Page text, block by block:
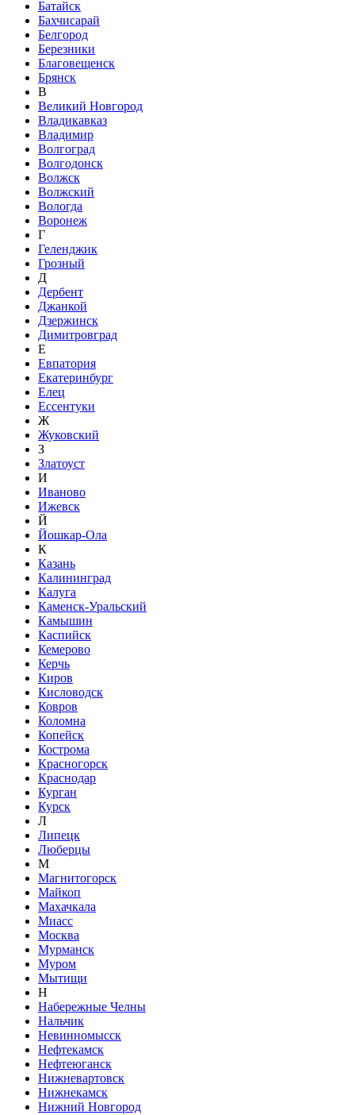
Батайск
Бахчисарай
Белгород
Березники
Благовещенск
Брянск
В
Великий Новгород
Владикавказ
Владимир
Волгоград
Волгодонск
Волжск
Волжский
Вологда
Воронеж
Г
Геленджик
Грозный
Д
Дербент
Джанкой
Дзержинск
Димитровград
Е
Евпатория
Екатеринбург
Елец
Ессентуки
Ж
Жуковский
З
Златоуст
И
Иваново
Ижевск
Й
Йошкар-Ола
К
Казань
Калининград
Калуга
Каменск-Уральский
Камышин
Каспийск
Кемерово
Керчь
Киров
Кисловодск
Ковров
Коломна
Копейск
Кострома
Красногорск
Краснодар
Курган
Курск
Л
Липецк
Люберцы
М
Магнитогорск
Майкоп
Махачкала
Миасс
Москва
Мурманск
Муром
Мытищи
Н
Набережные Челны
Нальчик
Невинномысск
Нефтекамск
Нефтеюганск
Нижневартовск
Нижнекамск
Нижний Новгород